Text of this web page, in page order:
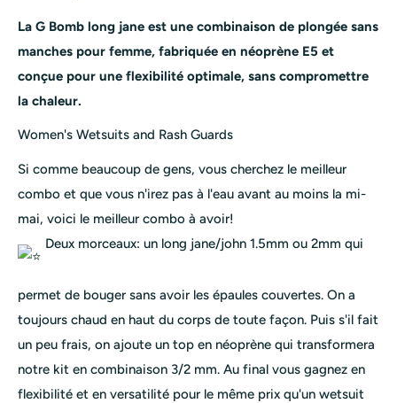
La G Bomb long jane est une combinaison de plongée sans
manches pour femme, fabriquée en néoprène E5 et
conçue pour une flexibilité optimale, sans compromettre
la chaleur.
Women's Wetsuits and Rash Guards
Si comme beaucoup de gens, vous cherchez le meilleur
combo et que vous n'irez pas à l'eau avant au moins la mi-
mai, voici le meilleur combo à avoir!
Deux morceaux: un long jane/john 1.5mm ou 2mm qui
permet de bouger sans avoir les épaules couvertes. On a
toujours chaud en haut du corps de toute façon. Puis s'il fait
un peu frais, on ajoute un top en néoprène qui transformera
notre kit en combinaison 3/2 mm. Au final vous gagnez en
flexibilité et en versatilité pour le même prix qu'un wetsuit